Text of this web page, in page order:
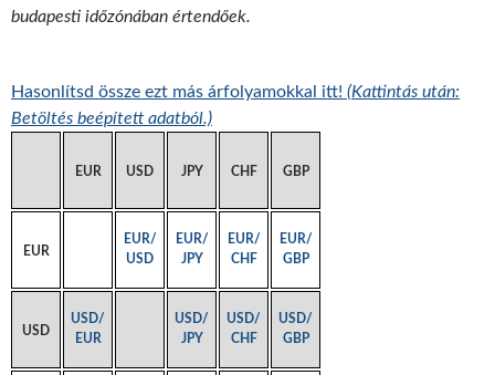
budapesti időzónában értendőek.
Hasonlítsd össze ezt más árfolyamokkal itt! (Kattintás után:
Betöltés beépített adatból.)
EUR USD JPY CHF GBP
EUR
EUR/
USD
EUR/
JPY
EUR/
CHF
EUR/
GBP
USD
USD/
EUR
USD/
JPY
USD/
CHF
USD/
GBP